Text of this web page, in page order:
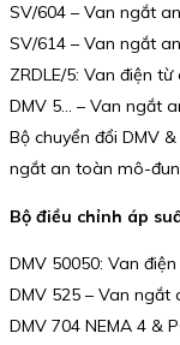
SV/604 – Van ngắt
SV/614 – Van ngắt
ZRDLE/5: Van điện
DMV 5… – Van ngắt
Bộ chuyển đổi DMV
ngắt an toàn mô-đun
Bộ điều chỉnh áp
DMV 50050: Van
DMV 525 – Van ngắt
DMV 704 NEMA 4 &